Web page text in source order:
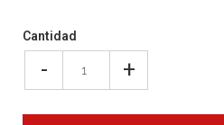
Cantidad
- +